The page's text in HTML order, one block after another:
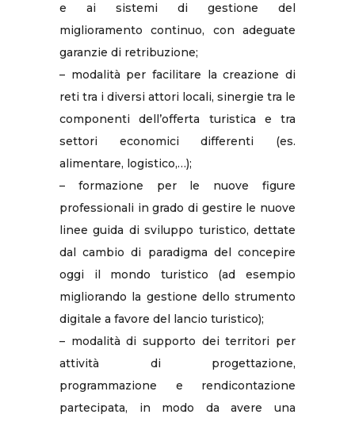
e ai sistemi di gestione del
miglioramento continuo, con adeguate
garanzie di retribuzione;
– modalità per facilitare la creazione di
reti tra i diversi attori locali, sinergie tra le
componenti dell’offerta turistica e tra
settori economici differenti (es.
alimentare, logistico,…);
– formazione per le nuove figure
professionali in grado di gestire le nuove
linee guida di sviluppo turistico, dettate
dal cambio di paradigma del concepire
oggi il mondo turistico (ad esempio
migliorando la gestione dello strumento
digitale a favore del lancio turistico);
– modalità di supporto dei territori per
attività di progettazione,
programmazione e rendicontazione
partecipata, in modo da avere una